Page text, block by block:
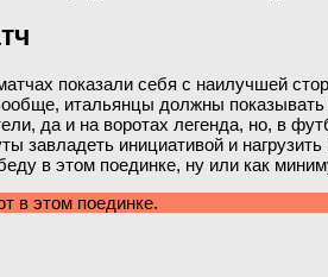
показали себя с наилучшей
итальянцы должны
да и на воротах легенда, но, в
завладеть инициативой и
в этом поединке, ну или как
в этом поединке.